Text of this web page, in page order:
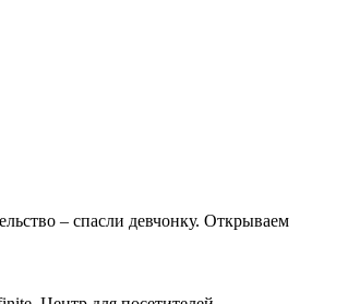
– спасли девчонку. Открываем